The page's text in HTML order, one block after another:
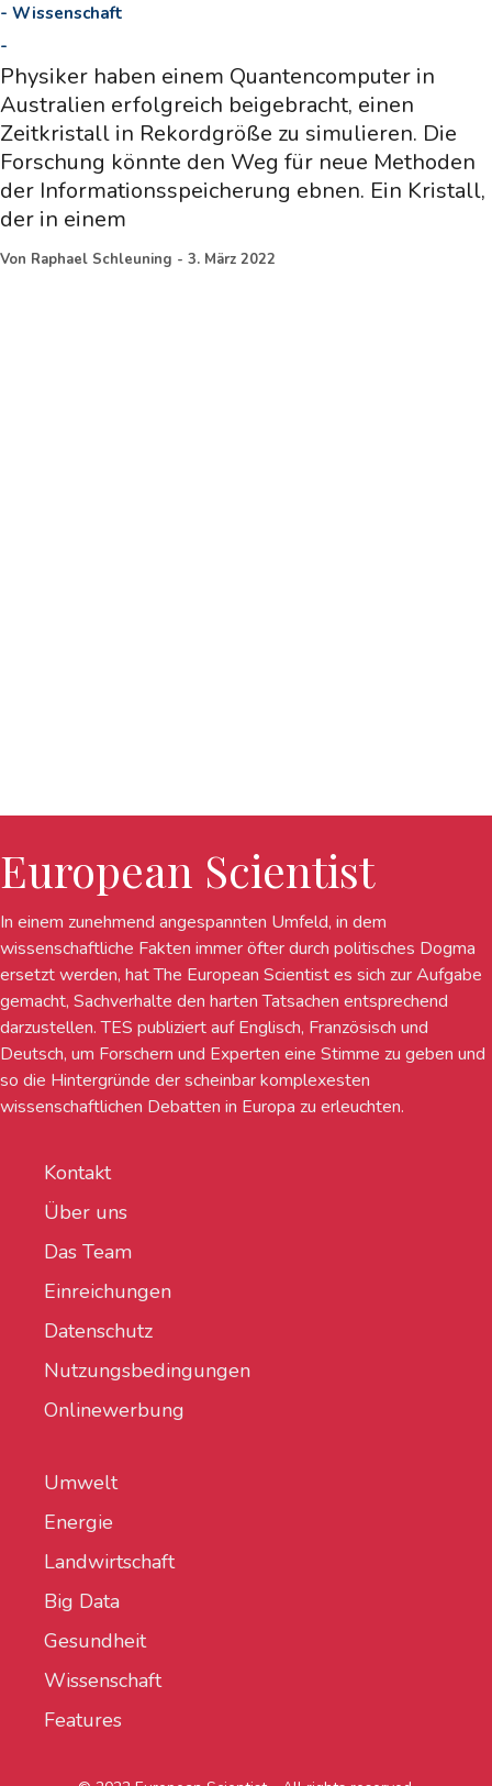
- Wissenschaft
-
Physiker haben einem Quantencomputer in
Australien erfolgreich beigebracht, einen
Zeitkristall in Rekordgröße zu simulieren. Die
Forschung könnte den Weg für neue Methoden
der Informationsspeicherung ebnen. Ein Kristall,
der in einem
Von Raphael Schleuning - 3. März 2022
European Scientist
In einem zunehmend angespannten Umfeld, in dem
wissenschaftliche Fakten immer öfter durch politisches Dogma
ersetzt werden, hat The European Scientist es sich zur Aufgabe
gemacht, Sachverhalte den harten Tatsachen entsprechend
darzustellen. TES publiziert auf Englisch, Französisch und
Deutsch, um Forschern und Experten eine Stimme zu geben und
so die Hintergründe der scheinbar komplexesten
wissenschaftlichen Debatten in Europa zu erleuchten.
Kontakt
Über uns
Das Team
Einreichungen
Datenschutz
Nutzungsbedingungen
Onlinewerbung
Umwelt
Energie
Landwirtschaft
Big Data
Gesundheit
Wissenschaft
Features